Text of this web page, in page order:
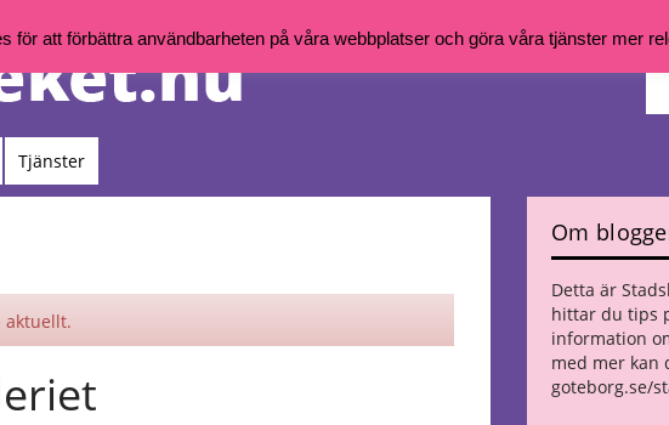
Tjänster
aktuellt.
Om
Detta är
hittar du tips
information
med mer kan
goteborg.se/
att förbättra användbarheten på våra webbplatser och göra våra tjänster mer